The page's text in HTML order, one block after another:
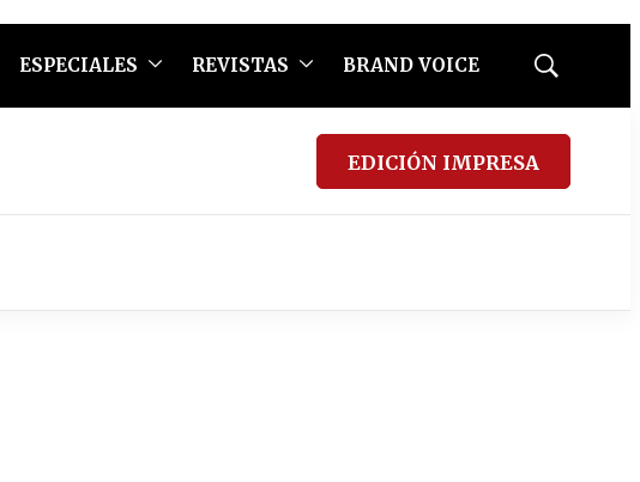
ESPECIALES REVISTAS BRAND VOICE
Mostrar
EDICIÓN IMPRESA